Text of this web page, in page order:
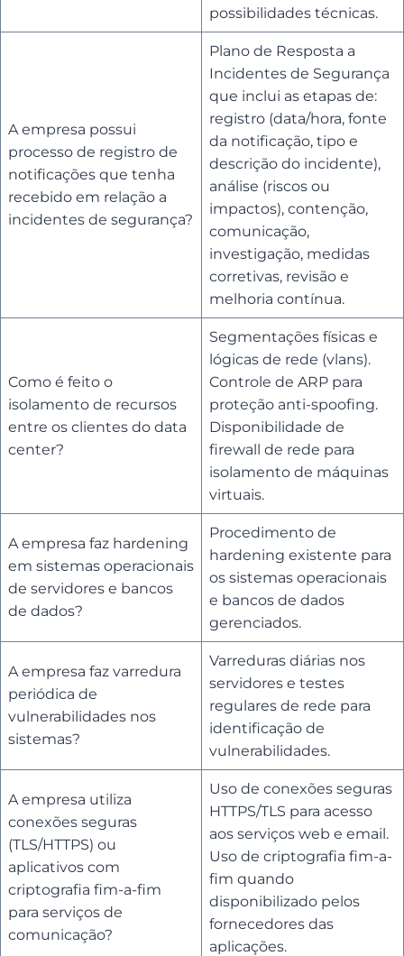
possibilidades técnicas.
A empresa possui
processo de registro de
notificações que tenha
recebido em relação a
incidentes de segurança?
Plano de Resposta a
Incidentes de Segurança
que inclui as etapas de:
registro (data/hora, fonte
da notificação, tipo e
descrição do incidente),
análise (riscos ou
impactos), contenção,
comunicação,
investigação, medidas
corretivas, revisão e
melhoria contínua.
Como é feito o
isolamento de recursos
entre os clientes do data
center?
Segmentações físicas e
lógicas de rede (vlans).
Controle de ARP para
proteção anti-spoofing.
Disponibilidade de
firewall de rede para
isolamento de máquinas
virtuais.
A empresa faz hardening
em sistemas operacionais
de servidores e bancos
de dados?
Procedimento de
hardening existente para
os sistemas operacionais
e bancos de dados
gerenciados.
A empresa faz varredura
periódica de
vulnerabilidades nos
sistemas?
Varreduras diárias nos
servidores e testes
regulares de rede para
identificação de
vulnerabilidades.
A empresa utiliza
conexões seguras
(TLS/HTTPS) ou
aplicativos com
criptografia fim-a-fim
para serviços de
comunicação?
Uso de conexões seguras
HTTPS/TLS para acesso
aos serviços web e email.
Uso de criptografia fim-a-
fim quando
disponibilizado pelos
fornecedores das
aplicações.